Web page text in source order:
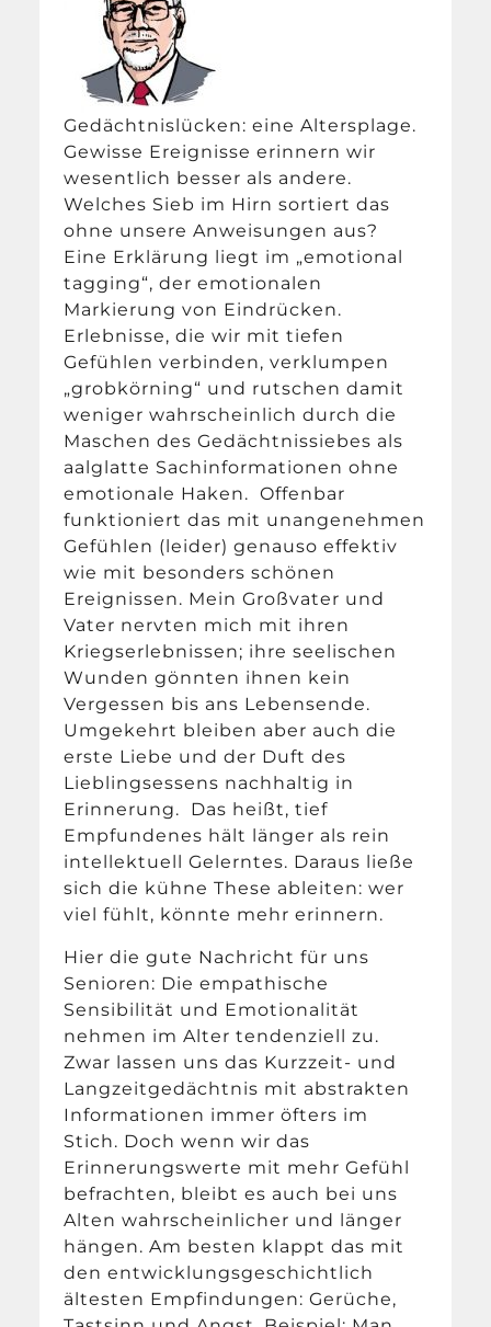
Gedächtnislücken: eine Altersplage.
Gewisse Ereignisse erinnern wir
wesentlich besser als andere.
Welches Sieb im Hirn sortiert das
ohne unsere Anweisungen aus?
Eine Erklärung liegt im „emotional
tagging“, der emotionalen
Markierung von Eindrücken.
Erlebnisse, die wir mit tiefen
Gefühlen verbinden, verklumpen
„grobkörning“ und rutschen damit
weniger wahrscheinlich durch die
Maschen des Gedächtnissiebes als
aalglatte Sachinformationen ohne
emotionale Haken. Offenbar
funktioniert das mit unangenehmen
Gefühlen (leider) genauso effektiv
wie mit besonders schönen
Ereignissen. Mein Großvater und
Vater nervten mich mit ihren
Kriegserlebnissen; ihre seelischen
Wunden gönnten ihnen kein
Vergessen bis ans Lebensende.
Umgekehrt bleiben aber auch die
erste Liebe und der Duft des
Lieblingsessens nachhaltig in
Erinnerung. Das heißt, tief
Empfundenes hält länger als rein
intellektuell Gelerntes. Daraus ließe
sich die kühne These ableiten: wer
viel fühlt, könnte mehr erinnern.
Hier die gute Nachricht für uns
Senioren: Die empathische
Sensibilität und Emotionalität
nehmen im Alter tendenziell zu.
Zwar lassen uns das Kurzzeit- und
Langzeitgedächtnis mit abstrakten
Informationen immer öfters im
Stich. Doch wenn wir das
Erinnerungswerte mit mehr Gefühl
befrachten, bleibt es auch bei uns
Alten wahrscheinlicher und länger
hängen. Am besten klappt das mit
den entwicklungsgeschichtlich
ältesten Empfindungen: Gerüche,